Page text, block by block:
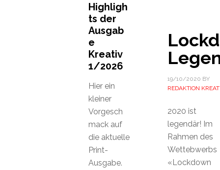
19/10/2020 BY
REDAKTION
2020 ist
legendär! Im
Rahmen des
Wettebwerbs
«Lockdown
Highligh
ts der
Ausgab
e
Kreativ
1/2026
Hier ein
kleiner
Vorgesch
mack auf
die aktuelle
Print-
Ausgabe.